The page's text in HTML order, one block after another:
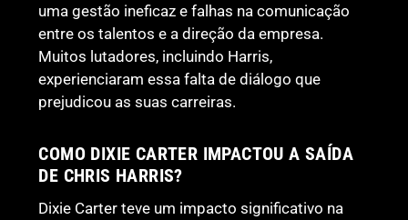
uma gestão ineficaz e falhas na comunicação
entre os talentos e a direção da empresa.
Muitos lutadores, incluindo Harris,
experienciaram essa falta de diálogo que
prejudicou as suas carreiras.
COMO DIXIE CARTER IMPACTOU A SAÍDA
DE CHRIS HARRIS?
Dixie Carter teve um impacto significativo na